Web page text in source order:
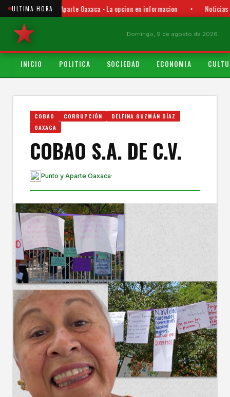
ULTIMA HORAPunto y Aparte Oaxaca - La opcion en informacion Noticias
Domingo, 9 de agosto de 2026
INICIO POLITICA SOCIEDAD ECONOMIA
COBAO CORRUPCIÓN
DELFINA GUZMÁN DÍAZ
OAXACA
COBAO S.A. DE C.V.
Punto y Aparte Oaxaca·